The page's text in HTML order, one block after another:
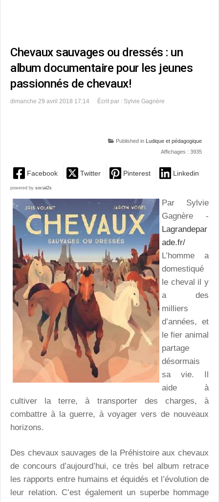
Chevaux sauvages ou dressés : un
album documentaire pour les jeunes
passionnés de chevaux!
dimanche 29 avril 2018 17:14 Écrit par : Sylvie Gagnère
Published in
Ludique et pédagogique
Affichages : 3935
Facebook Twitter Pinterest Linkedin
powered by social2s
Par Sylvie
Gagnère -
Lagrandepar
ade.fr/
L’homme a
domestiqué
le cheval il y
a des
milliers
d’années, et
le fier animal
partage
désormais
sa vie. Il
aide à
cultiver la terre, à transporter des charges, à
combattre à la guerre, à voyager vers de nouveaux
horizons.
Des chevaux sauvages de la Préhistoire aux chevaux
de concours d’aujourd’hui, ce très bel album retrace
les rapports entre humains et équidés et l’évolution de
leur relation. C’est également un superbe hommage